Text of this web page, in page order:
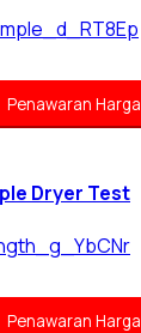
Penawaran Harga
Dryer Test
Penawaran Harga